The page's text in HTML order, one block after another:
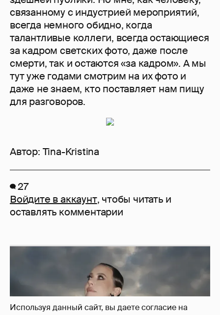
Используя данный сайт, вы даете согласие на
связанному с индустрией мероприятий,
всегда немного обидно, когда
талантливые коллеги, всегда остающиеся
за кадром светских фото, даже после
смерти, так и остаются «за кадром». А мы
тут уже годами смотрим на их фото и
даже не знаем, кто поставляет нам пищу
для разговоров.
Автор: Tina-Kristina
27
Войдите в аккаунт, чтобы читать и
оставлять комментарии